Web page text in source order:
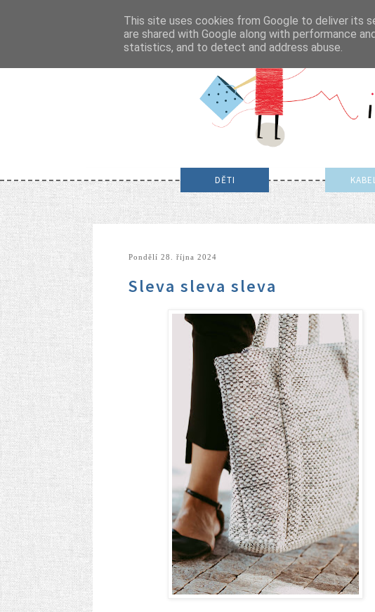
DĚTI
pondělí 28. října 2024
Sleva sleva sleva
This site uses cookies from Google to deliver its
are shared with Google along with performance
statistics, and to detect and address abuse.